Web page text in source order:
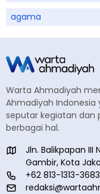
agama
Warta Ahmadiyah
Ahmadiyah
seputar kegiatan dan
berbagai hal.
Jln. Balikpapan III
Gambir, Kota
+62 813-1313-3683